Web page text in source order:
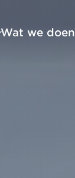
Wat we doen